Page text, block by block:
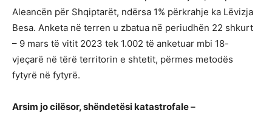
Aleancën për Shqiptarët, ndërsa 1% përkrahje ka Lëvizja
Besa. Anketa në terren u zbatua në periudhën 22 shkurt
– 9 mars të vitit 2023 tek 1.002 të anketuar mbi 18-
vjeçarë në tërë territorin e shtetit, përmes metodës
fytyrë në fytyrë.
Arsim jo cilësor, shëndetësi katastrofale –